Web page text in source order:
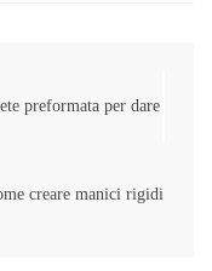
preformata per dare
creare manici rigidi